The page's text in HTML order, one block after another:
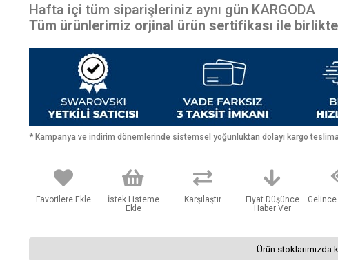
Hafta içi tüm siparişleriniz aynı gün KARGODA
Tüm ürünlerimiz orjinal ürün sertifikası ile
* Kampanya ve indirim dönemlerinde sistemsel yoğunluktan dolayı kargo
Favorilere Ekle
İstek Listeme
Ekle
Karşılaştır
Fiyat Düşünce
Haber Ver
Ürün stoklarımızda